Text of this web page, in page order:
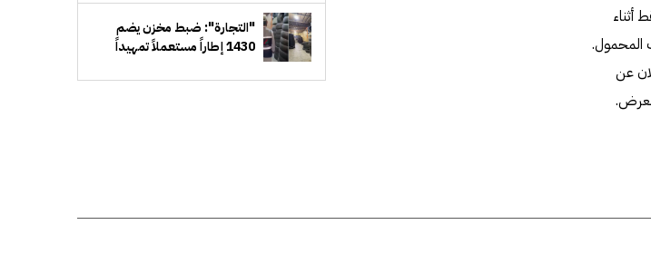
أثناء
المحمول.
عن
"التجارة": ضبط مخزن يضم
1430 إطاراً مستعملاً تمهيداً